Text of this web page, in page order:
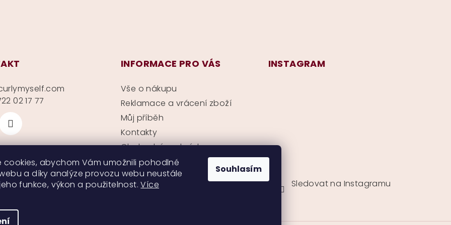
cookies, abychom Vám umožnili pohodlné
a díky analýze provozu webu neustále
funkce, výkon a použitelnost.Více
Souhlasím
02 17 77
INFORMACE PRO VÁS
Vše o nákupu
Reklamace a vrácení zboží
Můj příběh
Kontakty
Obchodní podmínky
Ochrana soukromí
INSTAGRAM
Sledovat na Instagramu